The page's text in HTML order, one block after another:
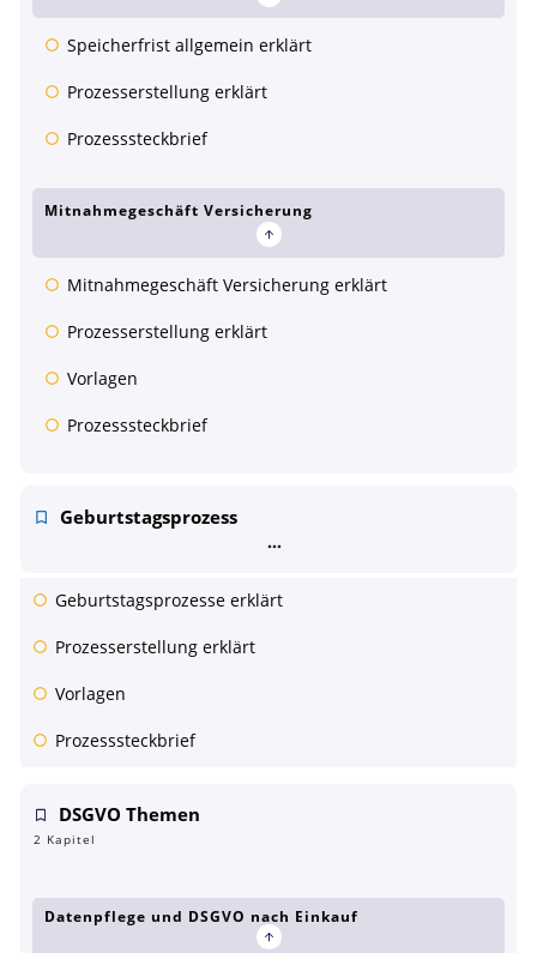
Speicherfrist allgemein erklärt
Prozesserstellung erklärt
Prozesssteckbrief
Mitnahmegeschäft Versicherung
Mitnahmegeschäft Versicherung erklärt
Prozesserstellung erklärt
Vorlagen
Prozesssteckbrief
Geburtstagsprozess
Geburtstagsprozesse erklärt
Prozesserstellung erklärt
Vorlagen
Prozesssteckbrief
DSGVO Themen
2 Kapitel
Datenpflege und DSGVO nach Einkauf